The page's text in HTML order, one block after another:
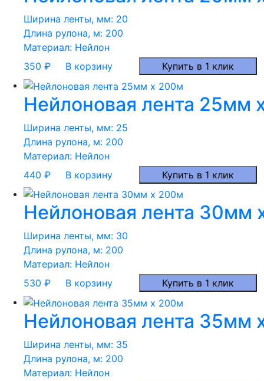
Ширина ленты, мм: 20
Длина рулона, м: 200
Материал: Нейлон
350 ₽ В корзину Купить в 1 клик
Нейлоновая лента 25мм
Ширина ленты, мм: 25
Длина рулона, м: 200
Материал: Нейлон
440 ₽ В корзину Купить в 1 клик
Нейлоновая лента 30мм
Ширина ленты, мм: 30
Длина рулона, м: 200
Материал: Нейлон
530 ₽ В корзину Купить в 1 клик
Нейлоновая лента 35мм
Ширина ленты, мм: 35
Длина рулона, м: 200
Материал: Нейлон